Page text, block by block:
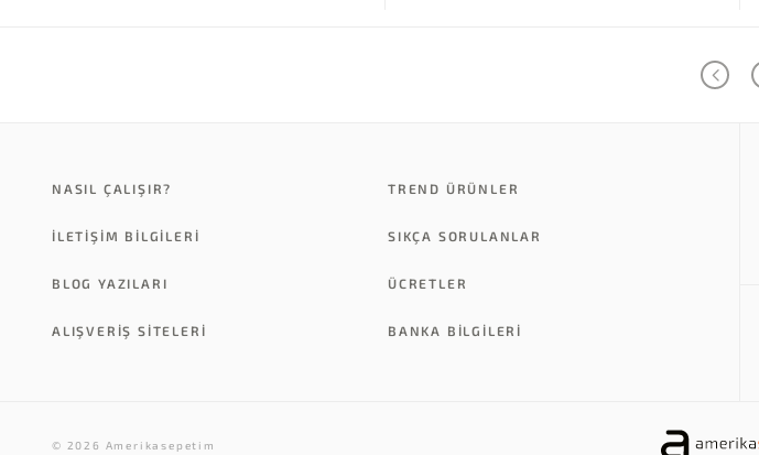
NASIL ÇALIŞIR? TREND ÜRÜNLER
İLETİŞİM BİLGİLERİ SIKÇA SORULANLAR
BLOG YAZILARI ÜCRETLER
ALIŞVERİŞ SİTELERİ BANKA BILGILERI
© 2026 Amerikasepetim